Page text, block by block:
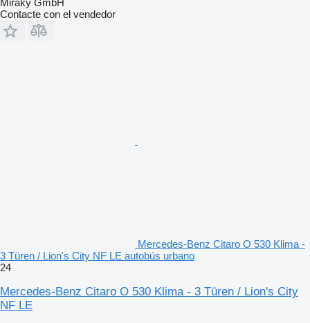
Contacte con el vendedor
Mercedes-Benz Citaro O 530 Klima -
3 Türen / Lion's City NF LE autobús urbano
24
Mercedes-Benz Citaro O 530 Klima - 3 Türen / Lion's City
NF LE